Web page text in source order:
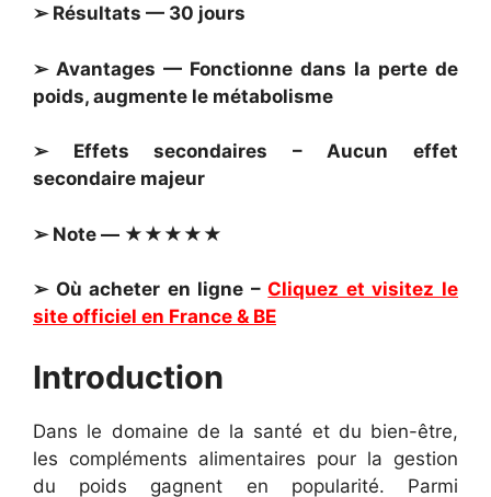
➢ Résultats — 30 jours
➢ Avantages — Fonctionne dans la perte de
poids, augmente le métabolisme
➢ Effets secondaires – Aucun effet
secondaire majeur
➢ Note — ★★★★★
➢ Où acheter en ligne –Cliquez et visitez le
site officiel en France & BE
Introduction
Dans le domaine de la santé et du bien-être,
les compléments alimentaires pour la gestion
du poids gagnent en popularité. Parmi